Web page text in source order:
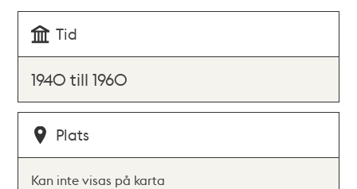
Tid
1940 till 1960
Plats
Kan inte visas på karta